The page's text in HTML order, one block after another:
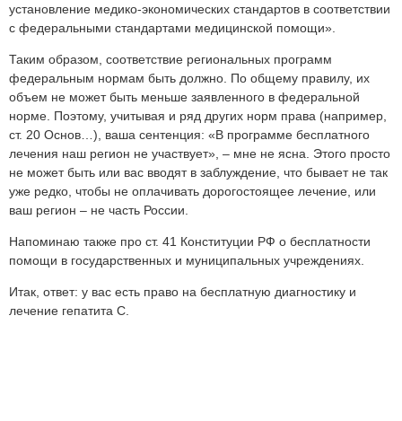
установление медико-экономических стандартов в соответствии
с федеральными стандартами медицинской помощи».
Таким образом, соответствие региональных программ
федеральным нормам быть должно. По общему правилу, их
объем не может быть меньше заявленного в федеральной
норме. Поэтому, учитывая и ряд других норм права (например,
ст. 20 Основ…), ваша сентенция: «В программе бесплатного
лечения наш регион не участвует», – мне не ясна. Этого просто
не может быть или вас вводят в заблуждение, что бывает не так
уже редко, чтобы не оплачивать дорогостоящее лечение, или
ваш регион – не часть России.
Напоминаю также про ст. 41 Конституции РФ о бесплатности
помощи в государственных и муниципальных учреждениях.
Итак, ответ: у вас есть право на бесплатную диагностику и
лечение гепатита С.